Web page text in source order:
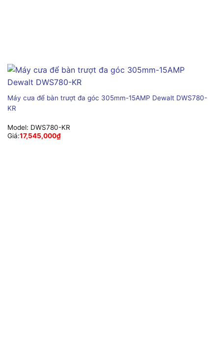
Máy cưa để bàn trượt đa góc 305mm-15AMP Dewalt DWS780-
KR
Model: DWS780-KR
Giá:17,545,000₫